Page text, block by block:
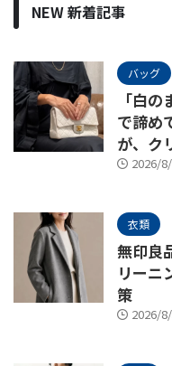
NEW 新着記事
バッグ
「白
で諦め
が、ク
2026/
衣類
無印良
リーニ
策
2026/